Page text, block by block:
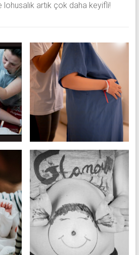
lohusalık artık çok daha keyifli!